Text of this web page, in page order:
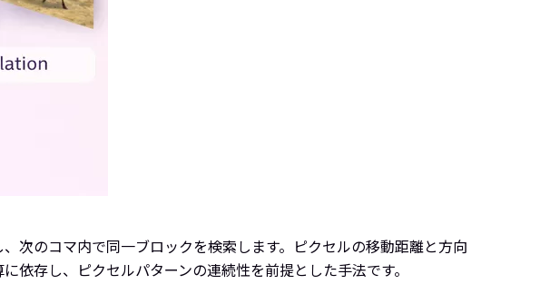
次のコマ内で同一ブロックを検索します。ピクセルの移動距離と方向
存し、ピクセルパターンの連続性を前提とした手法です。